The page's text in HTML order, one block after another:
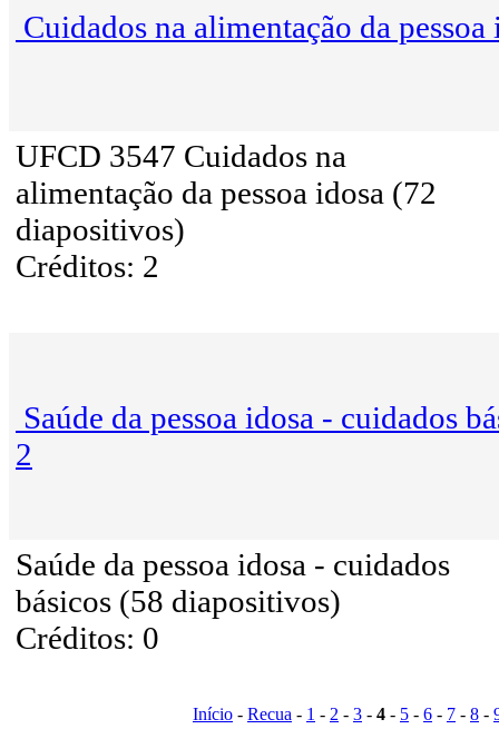
Cuidados na alimentação da pessoa
UFCD 3547 Cuidados na
alimentação da pessoa idosa (72
diapositivos)
Créditos: 2
Saúde da pessoa idosa - cuidados
2
Saúde da pessoa idosa - cuidados
básicos (58 diapositivos)
Créditos: 0
Início - Recua - 1 - 2 - 3 - 4 - 5 - 6 - 7 - 8 -